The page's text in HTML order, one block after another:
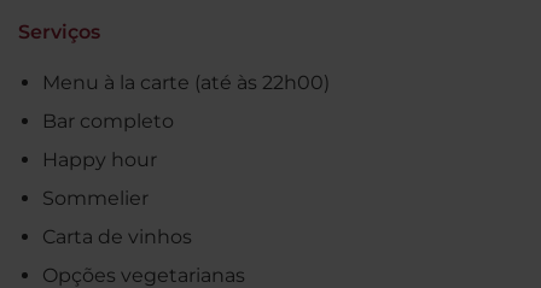
Serviços
Menu à la carte (até às 22h00)
Bar completo
Happy hour
Sommelier
Carta de vinhos
Opções vegetarianas